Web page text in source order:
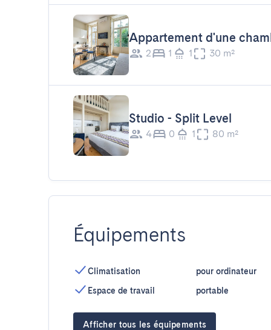
Appartement d'une
2 1 1 30 m²
Studio - Split Level
4 0 1 80 m²
Équipements
Climatisation
Espace de travail
pour ordinateur
portable
Afficher tous les équipements